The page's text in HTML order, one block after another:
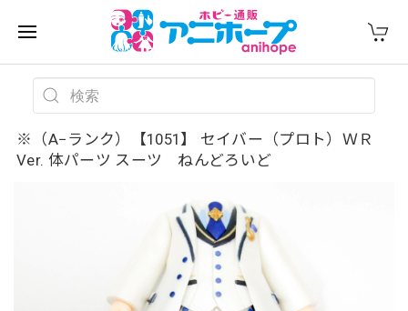
※（A−ランク）【1051】 セイバー（プロト）ＷＲ
Ver. 体パーツ スーツ ねんどろいど